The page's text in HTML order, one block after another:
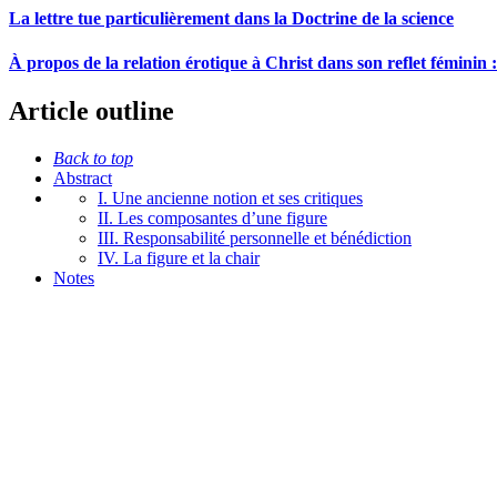
La lettre tue particulièrement dans la Doctrine de la science
À propos de la relation érotique à Christ dans son reflet
Article outline
Back to top
Abstract
I. Une ancienne notion et ses critiques
II. Les composantes d’une figure
III. Responsabilité personnelle et bénédiction
IV. La figure et la chair
Notes